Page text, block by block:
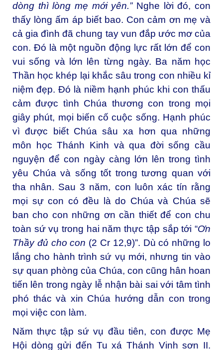
dòng thì lòng mẹ mới yên.”Nghe lời đó, con
thấy lòng ấm áp biết bao. Con cảm ơn mẹ và
cả gia đình đã chung tay vun đắp ước mơ của
con. Đó là một nguồn động lực rất lớn để con
vui sống và lớn lên từng ngày. Ba năm học
Thần học khép lại khắc sâu trong con nhiều kỉ
niệm đẹp. Đó là niềm hạnh phúc khi con thấu
cảm được tình Chúa thương con trong mọi
giây phút, mọi biến cố cuộc sống. Hạnh phúc
vì được biết Chúa sâu xa hơn qua những
môn học Thánh Kinh và qua đời sống cầu
nguyện để con ngày càng lớn lên trong tình
yêu Chúa và sống tốt trong tương quan với
tha nhân. Sau 3 năm, con luôn xác tín rằng
mọi sự con có đều là do Chúa và Chúa sẽ
ban cho con những ơn cần thiết để con chu
toàn sứ vụ trong hai năm thực tập sắp tới “Ơn
Thầy đủ cho con (2 Cr 12,9)”. Dù có những lo
lắng cho hành trình sứ vụ mới, nhưng tin vào
sự quan phòng của Chúa, con cũng hân hoan
tiến lên trong ngày lễ nhận bài sai với tâm tình
phó thác và xin Chúa hướng dẫn con trong
mọi việc con làm.
Năm thực tập sứ vụ đầu tiên, con được Mẹ
Hội dòng gửi đến Tu xá Thánh Vinh sơn II.